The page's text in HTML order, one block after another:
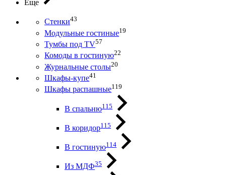
Еще
Стенки43
Модульные гостиные19
Тумбы под ТV57
Комоды в гостиную22
Журнальные столы20
Шкафы-купе41
Шкафы распашные119
В спальню115
В коридор115
В гостиную114
Из МДФ35